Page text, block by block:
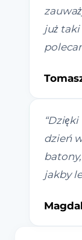
już taki
“Dzięki
dzień
jakby